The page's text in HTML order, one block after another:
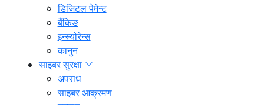
डिजिटल पेमेन्ट
बैंकिङ
इन्स्योरेन्स
कानुन
साइबर सुरक्षा
अपराध
साइबर आक्रमण